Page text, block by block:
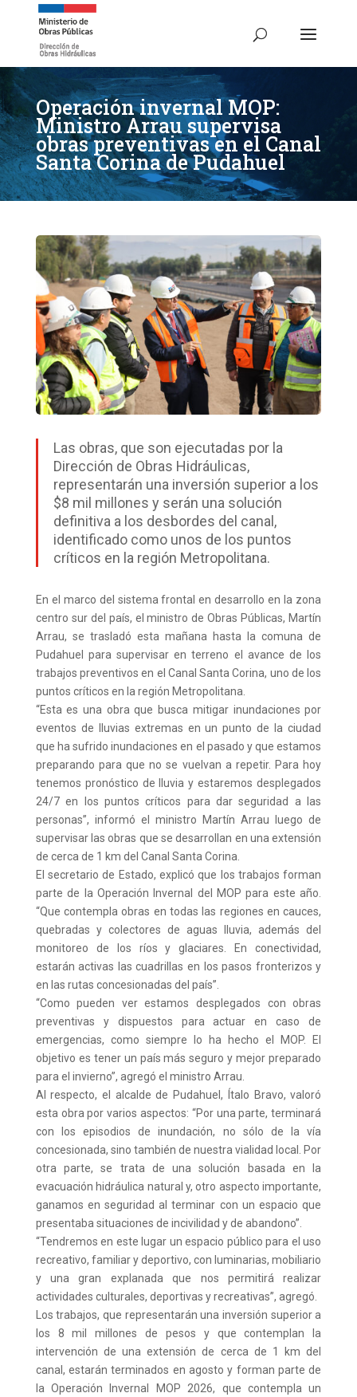
Operación invernal MOP:
Ministro Arrau supervisa
obras preventivas en el Canal
Santa Corina de Pudahuel
Las obras, que son ejecutadas por la
Dirección de Obras Hidráulicas,
representarán una inversión superior a los
$8 mil millones y serán una solución
definitiva a los desbordes del canal,
identificado como unos de los puntos
críticos en la región Metropolitana.
En el marco del sistema frontal en desarrollo en la zona
centro sur del país, el ministro de Obras Públicas, Martín
Arrau, se trasladó esta mañana hasta la comuna de
Pudahuel para supervisar en terreno el avance de los
trabajos preventivos en el Canal Santa Corina, uno de los
puntos críticos en la región Metropolitana.
“Esta es una obra que busca mitigar inundaciones por
eventos de lluvias extremas en un punto de la ciudad
que ha sufrido inundaciones en el pasado y que estamos
preparando para que no se vuelvan a repetir. Para hoy
tenemos pronóstico de lluvia y estaremos desplegados
24/7 en los puntos críticos para dar seguridad a las
personas”, informó el ministro Martín Arrau luego de
supervisar las obras que se desarrollan en una extensión
de cerca de 1 km del Canal Santa Corina.
El secretario de Estado, explicó que los trabajos forman
parte de la Operación Invernal del MOP para este año.
“Que contempla obras en todas las regiones en cauces,
quebradas y colectores de aguas lluvia, además del
monitoreo de los ríos y glaciares. En conectividad,
estarán activas las cuadrillas en los pasos fronterizos y
en las rutas concesionadas del país”.
“Como pueden ver estamos desplegados con obras
preventivas y dispuestos para actuar en caso de
emergencias, como siempre lo ha hecho el MOP. El
objetivo es tener un país más seguro y mejor preparado
para el invierno”, agregó el ministro Arrau.
Al respecto, el alcalde de Pudahuel, Ítalo Bravo, valoró
esta obra por varios aspectos: “Por una parte, terminará
con los episodios de inundación, no sólo de la vía
concesionada, sino también de nuestra vialidad local. Por
otra parte, se trata de una solución basada en la
evacuación hidráulica natural y, otro aspecto importante,
ganamos en seguridad al terminar con un espacio que
presentaba situaciones de incivilidad y de abandono”.
“Tendremos en este lugar un espacio público para el uso
recreativo, familiar y deportivo, con luminarias, mobiliario
y una gran explanada que nos permitirá realizar
actividades culturales, deportivas y recreativas”, agregó.
Los trabajos, que representarán una inversión superior a
los 8 mil millones de pesos y que contemplan la
intervención de una extensión de cerca de 1 km del
canal, estarán terminados en agosto y forman parte de
la Operación Invernal MOP 2026, que contempla un